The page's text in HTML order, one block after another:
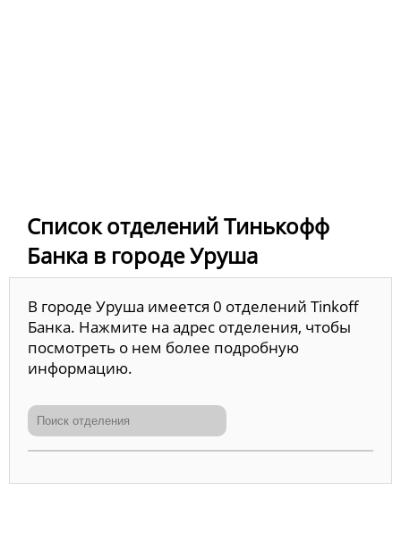
Список отделений Тинькофф
Банка в городе Уруша
В городе Уруша имеется 0 отделений Tinkoff
Банка. Нажмите на адрес отделения, чтобы
посмотреть о нем более подробную
информацию.